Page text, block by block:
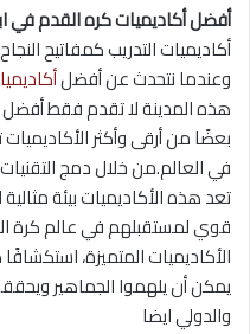
أفضل أكاديميات كره القدم في
أكاديميات التدريب كمفاتيح
وعندما نتحدث عن أفضل
هذه المدينة لا تقدم فقط أفضل
بعضًا من أرقى وأكثر
في العالم.من خلال دمج
تعد هذه الأكاديميات بيئة
قوي لمستقبلهم في عالم
الأكاديميات المتميزة،
يمكن أن يلهموا الجماهير
والدولي ايضا